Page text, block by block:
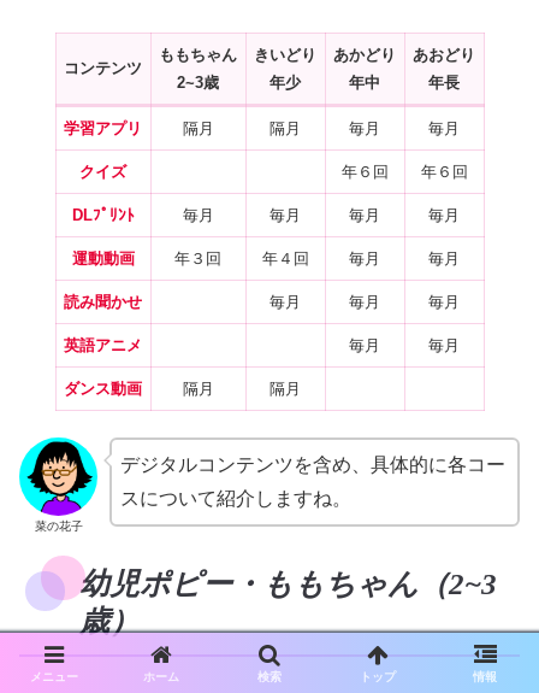
コンテンツ
ももちゃん
2~3歳
きいどり
年少
あかどり
年中
あおどり
年長
学習アプリ 隔月 隔月 毎月 毎月
クイズ 年６回 年６回
DLﾌﾟﾘﾝﾄ 毎月 毎月 毎月 毎月
運動動画 年３回 年４回 毎月 毎月
読み聞かせ 毎月 毎月 毎月
英語アニメ 毎月 毎月
ダンス動画 隔月 隔月
菜の花子
デジタルコンテンツを含め、具体的に各コー
スについて紹介しますね。
幼児ポピー・ももちゃん（2~3
歳）
メニュー ホーム 検索 トップ 情報